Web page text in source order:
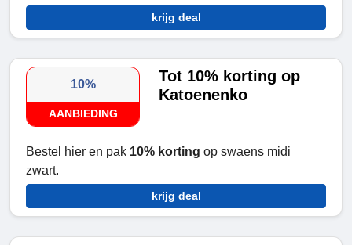
krijg deal
10%
AANBIEDING
Tot 10% korting op
Katoenenko
Bestel hier en pak 10% korting op swaens midi
zwart.
krijg deal